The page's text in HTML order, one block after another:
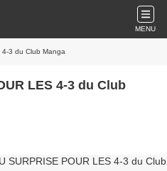
MENU
4-3 du Club Manga
LES 4-3 du Club